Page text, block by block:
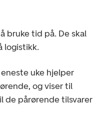
bruke tid på. De skal
logistikk.
uke hjelper
og viser til
de pårørende tilsvarer